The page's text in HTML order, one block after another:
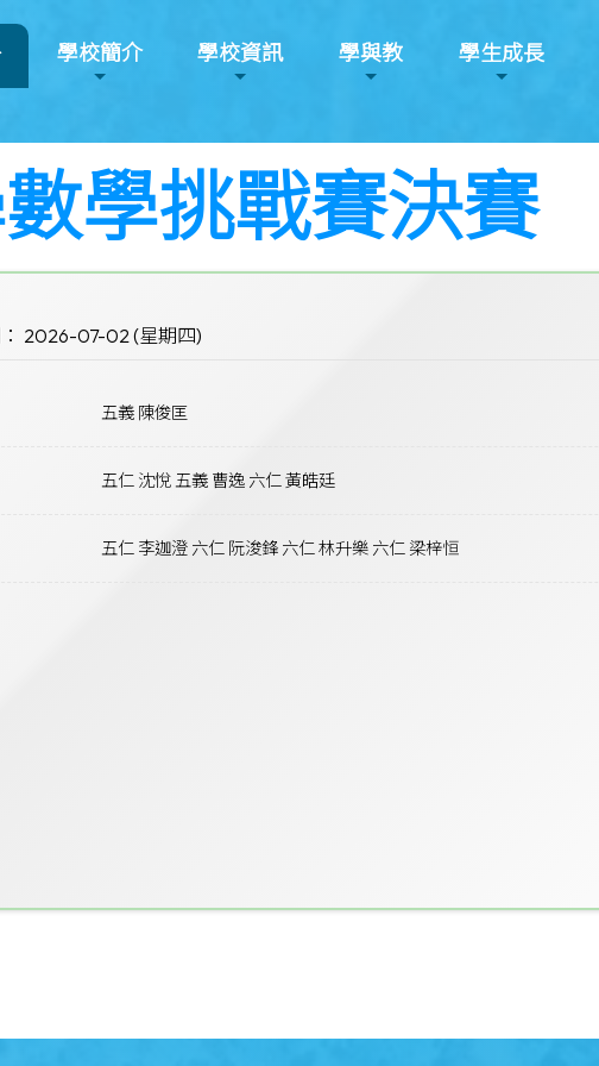
學校簡介 學校資訊 學與教 學生成長
學挑戰賽決賽
2026-07-02 (星期四)
五義 陳俊匡
五仁 沈悅 五義 曹逸 六仁 黃皓廷
五仁 李迦澄 六仁 阮浚鋒 六仁 林升樂 六仁 梁梓恒